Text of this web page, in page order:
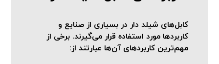
کابل‌های شیلد دار در بسیاری از صنایع و
کاربردها مورد استفاده قرار می‌گیرند. برخی از
مهم‌ترین کاربردهای آن‌ها عبارتند از: